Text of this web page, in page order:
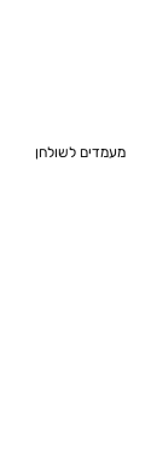
מעמדים לשולחן